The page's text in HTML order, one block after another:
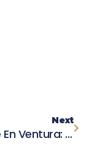
Next
Choque En Ventura: Joven De 19 Años Pierde La Vida En Solitario Accidente